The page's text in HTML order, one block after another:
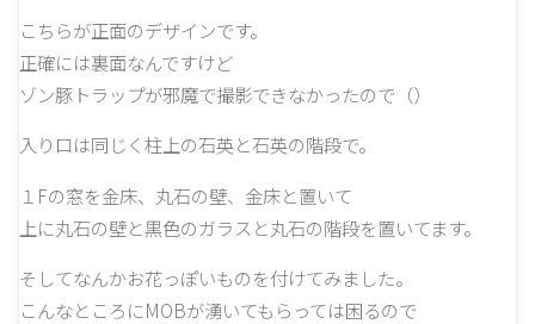
こちらが正面のデザインです。
正確には裏面なんですけど
ゾン豚トラップが邪魔で撮影できなかったので（）
入り口は同じく柱上の石英と石英の階段で。
１Fの窓を金床、丸石の壁、金床と置いて
上に丸石の壁と黒色のガラスと丸石の階段を置いてます。
そしてなんかお花っぽいものを付けてみました。
こんなところにMOBが湧いてもらっては困るので